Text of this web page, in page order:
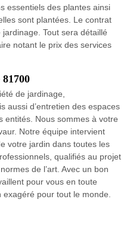
essentiels des plantes ainsi
sont plantées. Le contrat
Tout sera détaillé
notant le prix des services
de jardinage,
aussi d’entretien des espaces
entités. Nous sommes à votre
Notre équipe intervient
votre jardin dans toutes les
qualifiés au projet
de l’art. Avec un bon
pour vous en toute
pour tout le monde.